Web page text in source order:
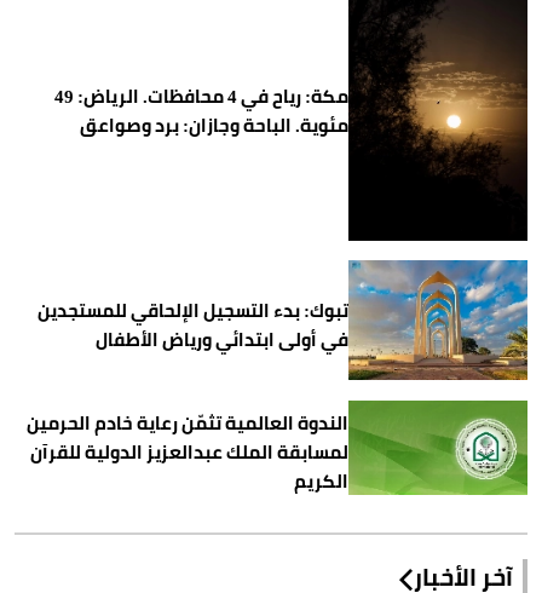
مكة: رياح في 4 محافظات. الرياض: 49
مئوية. الباحة وجازان: برد وصواعق
تبوك: بدء التسجيل الإلحاقي للمستجدين
في أولى ابتدائي ورياض الأطفال
الندوة العالمية تثمّن رعاية خادم الحرمين
لمسابقة الملك عبدالعزيز الدولية للقرآن
الكريم
آخر الأخبار